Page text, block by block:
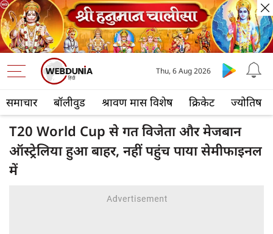
समाचार बॉलीवुड श्रावण मास विशेष क्रिकेट ज्योतिष
Thu, 6 Aug 2026
T20 World Cup से गत विजेता और मेजबान
ऑस्ट्रेलिया हुआ बाहर, नहीं पहुंच पाया सेमीफाइनल
में